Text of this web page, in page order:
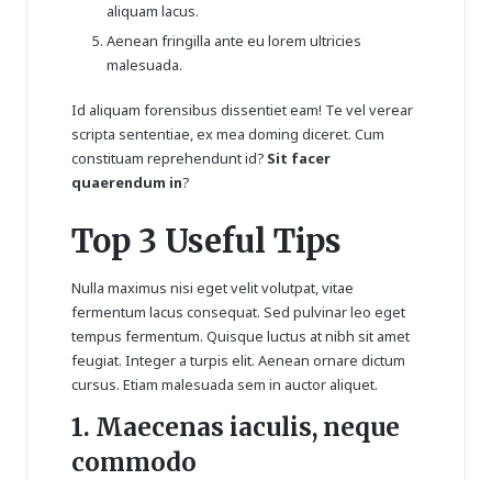
aliquam lacus.
Aenean fringilla ante eu lorem ultricies
malesuada.
Id aliquam forensibus dissentiet eam! Te vel verear
scripta sententiae, ex mea doming diceret. Cum
constituam reprehendunt id? Sit facer
quaerendum in?
Top 3 Useful Tips
Nulla maximus nisi eget velit volutpat, vitae
fermentum lacus consequat. Sed pulvinar leo eget
tempus fermentum. Quisque luctus at nibh sit amet
feugiat. Integer a turpis elit. Aenean ornare dictum
cursus. Etiam malesuada sem in auctor aliquet.
1. Maecenas iaculis, neque
commodo